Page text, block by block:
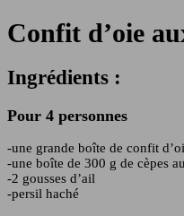
Confit d’oie
Ingrédients :
Pour 4 personnes
-une grande boîte de confit
-une boîte de 300 g de cèpes
-2 gousses d’ail
-persil haché